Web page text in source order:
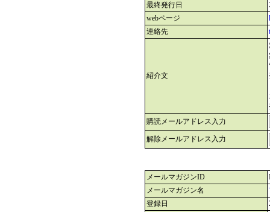
最終発行日
webページ
連絡先
紹介文
購読メールアドレス入力
解除メールアドレス入力
メールマガジンID
メールマガジン名
登録日